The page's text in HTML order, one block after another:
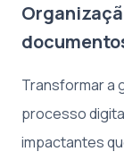
Transformar a
processo
impactantes